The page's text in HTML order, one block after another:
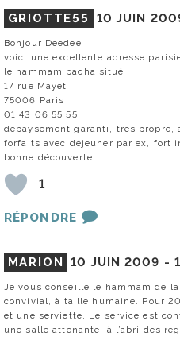
GRIOTTE55 10 JUIN
Bonjour Deedee
voici une excellente adresse
le hammam pacha situé
17 rue Mayet
75006 Paris
01 43 06 55 55
dépaysement garanti, très
forfaits avec déjeuner par ex, fort
bonne découverte
1
RÉPONDRE
MARION 10 JUIN 2009 -
Je vous conseille le hammam de la
convivial, à taille humaine. Pour
et une serviette. Le service est
une salle attenante, à l’abri des